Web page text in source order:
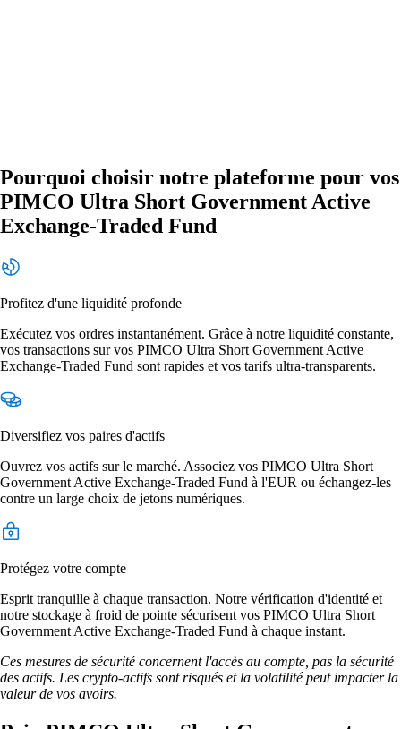
Pourquoi choisir notre plateforme pour vos
PIMCO Ultra Short Government Active
Exchange-Traded Fund
Profitez d'une liquidité profonde
Exécutez vos ordres instantanément. Grâce à notre liquidité constante,
vos transactions sur vos PIMCO Ultra Short Government Active
Exchange-Traded Fund sont rapides et vos tarifs ultra-transparents.
Diversifiez vos paires d'actifs
Ouvrez vos actifs sur le marché. Associez vos PIMCO Ultra Short
Government Active Exchange-Traded Fund à l'EUR ou échangez-les
contre un large choix de jetons numériques.
Protégez votre compte
Esprit tranquille à chaque transaction. Notre vérification d'identité et
notre stockage à froid de pointe sécurisent vos PIMCO Ultra Short
Government Active Exchange-Traded Fund à chaque instant.
Ces mesures de sécurité concernent l'accès au compte, pas la sécurité
des actifs. Les crypto-actifs sont risqués et la volatilité peut impacter la
valeur de vos avoirs.